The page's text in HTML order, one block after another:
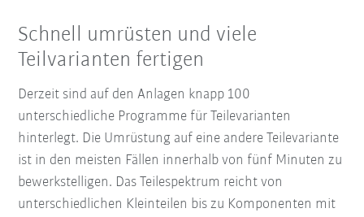
Schnell umrüsten und viele
Teilvarianten fertigen
Derzeit sind auf den Anlagen knapp 100
unterschiedliche Programme für Teilevarianten
hinterlegt. Die Umrüstung auf eine andere Teilevariante
ist in den meisten Fällen innerhalb von fünf Minuten zu
bewerkstelligen. Das Teilespektrum reicht von
unterschiedlichen Kleinteilen bis zu Komponenten mit